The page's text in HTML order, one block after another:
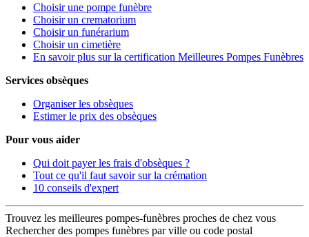
Choisir une pompe funèbre
Choisir un crematorium
Choisir un funérarium
Choisir un cimetière
En savoir plus sur la certification Meilleures Pompes Funèbres
Services obsèques
Organiser les obsèques
Estimer le prix des obsèques
Pour vous aider
Qui doit payer les frais d'obsèques ?
Tout ce qu'il faut savoir sur la crémation
10 conseils d'expert
Trouvez les meilleures pompes-funèbres proches de chez vous
Rechercher des pompes funèbres par ville ou code postal